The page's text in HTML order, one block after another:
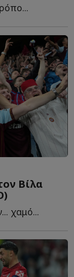
Βίλα
χαμό...